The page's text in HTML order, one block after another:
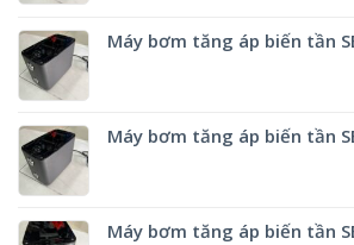
Máy bơm tăng áp biến tần
Máy bơm tăng áp biến tần
Máy bơm tăng áp biến tần